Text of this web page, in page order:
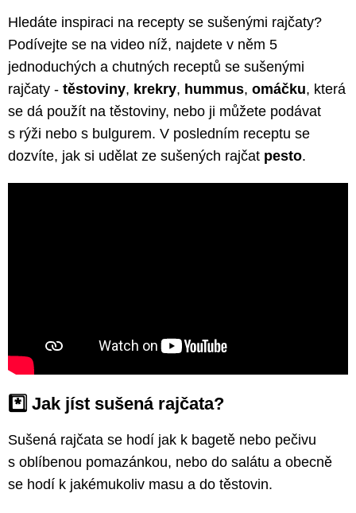
Hledáte inspiraci na recepty se sušenými rajčaty?
Podívejte se na video níž, najdete v něm 5
jednoduchých a chutných receptů se sušenými
rajčaty - těstoviny, krekry, hummus, omáčku, která
se dá použít na těstoviny, nebo ji můžete podávat
s rýži nebo s bulgurem. V posledním receptu se
dozvíte, jak si udělat ze sušených rajčat pesto.
*️⃣ Jak jíst sušená rajčata?
Sušená rajčata se hodí jak k bagetě nebo pečivu
s oblíbenou pomazánkou, nebo do salátu a obecně
se hodí k jakémukoliv masu a do těstovin.